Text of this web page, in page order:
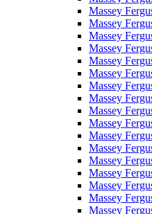
Massey
Massey
Massey
Massey
Massey
Massey
Massey
Massey
Massey
Massey
Massey
Massey
Massey
Massey
Massey
Massey
Massey